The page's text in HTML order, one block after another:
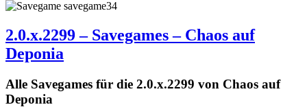
2.0.x.2299 – Savegames – Chaos auf
Deponia
Alle Savegames für die 2.0.x.2299 von Chaos auf
Deponia